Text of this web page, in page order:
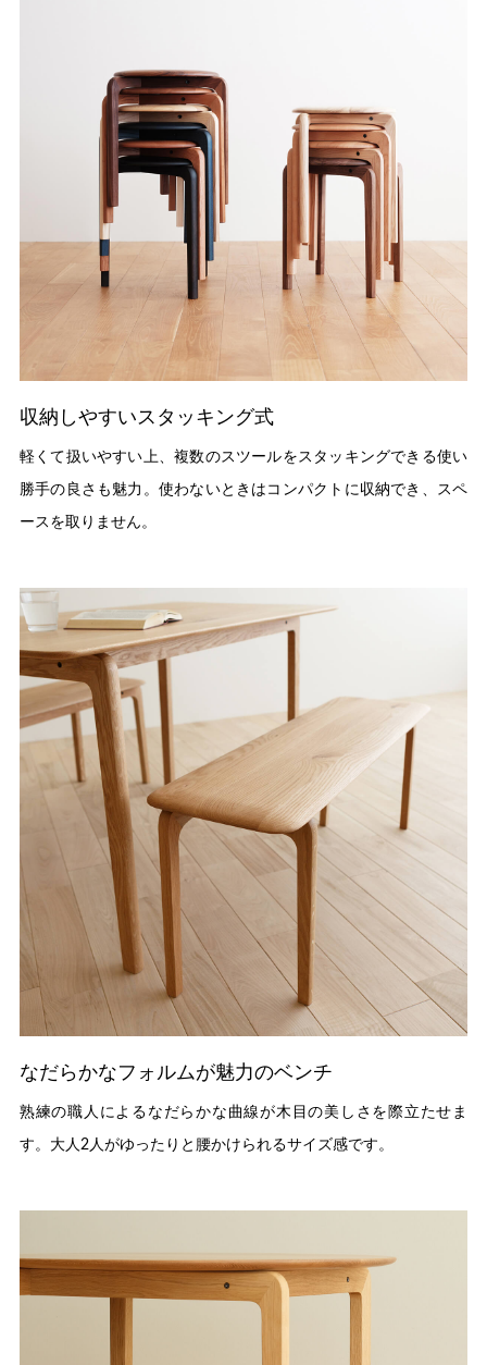
収納しやすいスタッキング式
軽くて扱いやすい上、複数のスツールをスタッキングできる使い
勝手の良さも魅力。使わないときはコンパクトに収納でき、スペ
ースを取りません。
なだらかなフォルムが魅力のベンチ
熟練の職人によるなだらかな曲線が木目の美しさを際立たせま
す。大人2人がゆったりと腰かけられるサイズ感です。